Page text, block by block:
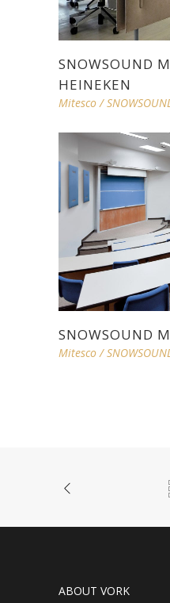
SNOWSOUND
HEINEKEN
Mitesco/
SNOWSOUND
Mitesco/
ABOUT VORK